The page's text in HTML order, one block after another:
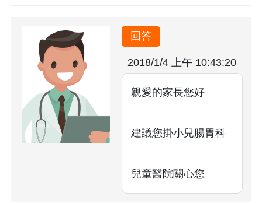
回答
2018/1/4 上午 10:43:20
親愛的家長您好
建議您掛小兒腸胃科
兒童醫院關心您